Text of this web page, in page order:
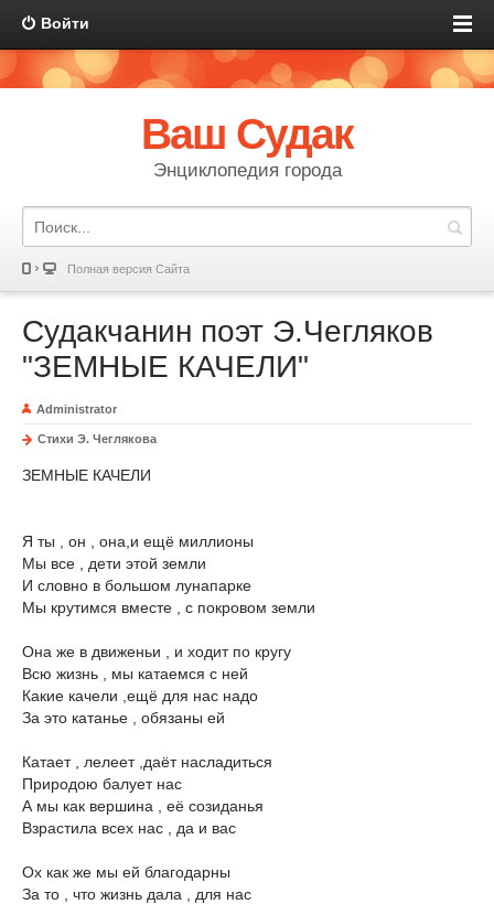
Войти
Ваш Судак
Энциклопедия города
Полная версия Сайта
Судакчанин поэт Э.Чегляков
"ЗЕМНЫЕ КАЧЕЛИ"
Administrator
Стихи Э. Чеглякова
ЗЕМНЫЕ КАЧЕЛИ
Я ты , он , она,и ещё миллионы
Мы все , дети этой земли
И словно в большом лунапарке
Мы крутимся вместе , с покровом земли
Она же в движеньи , и ходит по кругу
Всю жизнь , мы катаемся с ней
Какие качели ,ещё для нас надо
За это катанье , обязаны ей
Катает , лелеет ,даёт насладиться
Природою балует нас
А мы как вершина , её созиданья
Взрастила всех нас , да и вас
Ох как же мы ей благодарны
За то , что жизнь дала , для нас